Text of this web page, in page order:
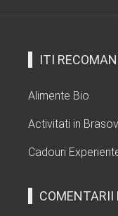
ITI
Alimente Bio
Activitati in Brasov
Cadouri
COMENTARII